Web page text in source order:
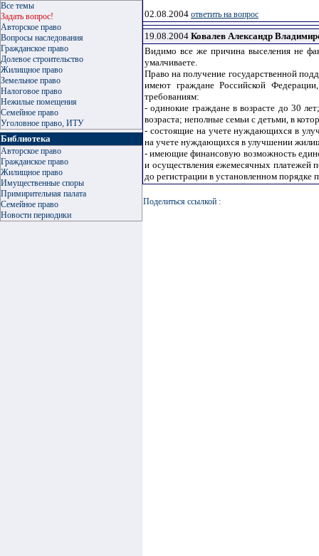
Все темы
Задать вопрос!
Авторское право
Вопросы наследования
Гражданское право
Долевое строительство
Жилищное право
Земельное право
Налоговое право
Нежилые помещения
Семейное право
Уголовное право, ИТУ
Библиотека
Авторское право
Гражданское право
Жилищное право
Имущественные споры
Примирительная палата
Семейное право
Новости периодики
02.08.2004 ответить на вопрос
19.08.2004 Ковалев Александр
Видимо все же причина выселения не
умалчиваете.
Право на получение государственной
имеют граждане Российской
требованиям:
- одинокие граждане в возрасте до 30
возраста; неполные семьи с детьми, в
- состоящие на учете нуждающихся в
на учете нуждающихся в улучшении
- имеющие финансовую возможность
и осуществления ежемесячных платежей
до регистрации в установленном порядке
Поделиться ссылкой :